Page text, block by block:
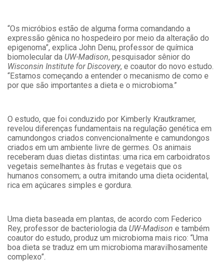
“Os micróbios estão de alguma forma comandando a
expressão gênica no hospedeiro por meio da alteração do
epigenoma”, explica John Denu, professor de química
biomolecular da UW-Madison, pesquisador sênior do
Wisconsin Institute for Discovery, e coautor do novo estudo.
“Estamos começando a entender o mecanismo de como e
por que são importantes a dieta e o microbioma.”
O estudo, que foi conduzido por Kimberly Krautkramer,
revelou diferenças fundamentais na regulação genética em
camundongos criados convencionalmente e camundongos
criados em um ambiente livre de germes. Os animais
receberam duas dietas distintas: uma rica em carboidratos
vegetais semelhantes às frutas e vegetais que os
humanos consomem; a outra imitando uma dieta ocidental,
rica em açúcares simples e gordura.
Uma dieta baseada em plantas, de acordo com Federico
Rey, professor de bacteriologia da UW-Madison e também
coautor do estudo, produz um microbioma mais rico: “Uma
boa dieta se traduz em um microbioma maravilhosamente
complexo”.